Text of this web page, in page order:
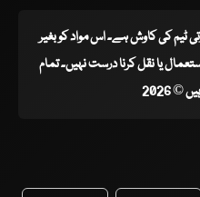
ٹیم کی کاوش ہے۔ اس مواد کو بغیر
یا نقل کرنا درست نہیں۔ تمام
2026